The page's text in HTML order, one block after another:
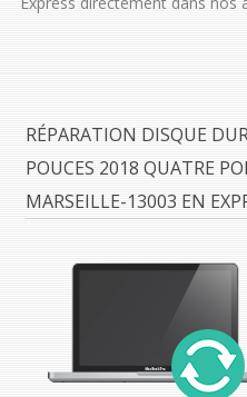
RÉPARATION DISQUE
POUCES 2018 QUATRE
MARSEILLE-13003 EN